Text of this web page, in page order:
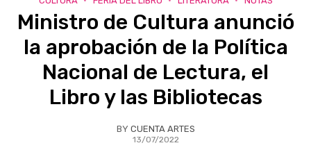
Ministro de Cultura anunció
la aprobación de la Política
Nacional de Lectura, el
Libro y las Bibliotecas
BY CUENTA ARTES
13/07/2022